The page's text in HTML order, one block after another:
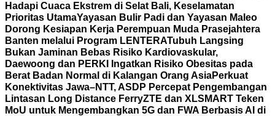
Hadapi Cuaca Ekstrem di Selat Bali, Keselamatan
Prioritas UtamaYayasan Bulir Padi dan Yayasan Maleo
Dorong Kesiapan Kerja Perempuan Muda Prasejahtera
Banten melalui Program LENTERATubuh Langsing
Bukan Jaminan Bebas Risiko Kardiovaskular,
Daewoong dan PERKI Ingatkan Risiko Obesitas pada
Berat Badan Normal di Kalangan Orang AsiaPerkuat
Konektivitas Jawa–NTT, ASDP Percepat Pengembangan
Lintasan Long Distance FerryZTE dan XLSMART Teken
MoU untuk Mengembangkan 5G dan FWA Berbasis AI di